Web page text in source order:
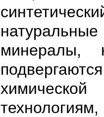
минералы,